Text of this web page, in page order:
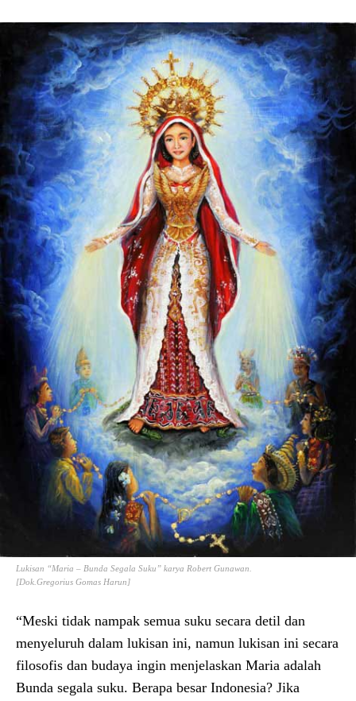
Lukisan “Maria – Bunda Segala Suku” karya Robert Gunawan.
[Dok.Gregorius Gomas Harun]
“Meski tidak nampak semua suku secara detil dan
menyeluruh dalam lukisan ini, namun lukisan ini secara
filosofis dan budaya ingin menjelaskan Maria adalah
Bunda segala suku. Berapa besar Indonesia? Jika